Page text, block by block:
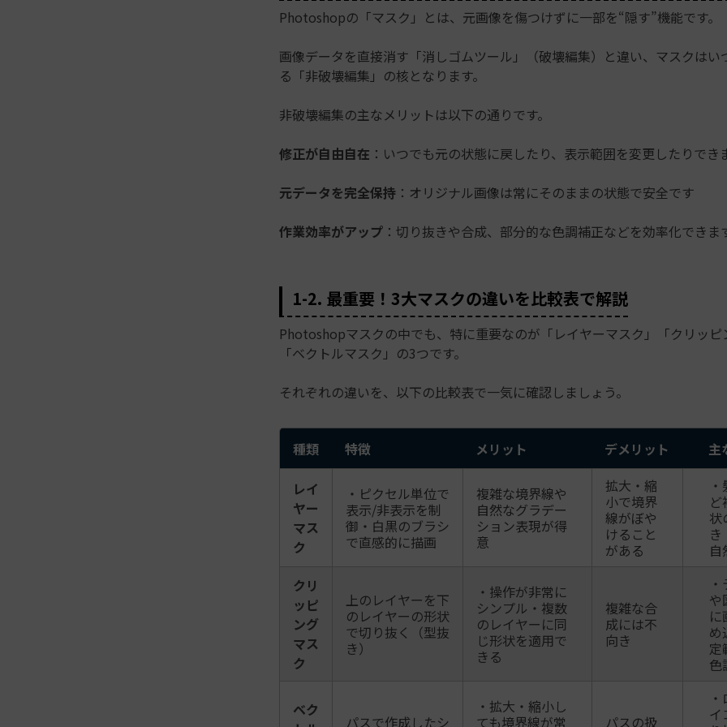
Photoshopの「マスク」とは、元画像を傷つけずに一部を“隠す”機能です。
画像データを直接消す「消しゴムツール」（破壊編集）と違い、マスクはい
る「非破壊編集」の核となります。
非破壊編集の主なメリットは以下の通りです。
修正が自由自在 ：いつでも元の状態に戻したり、表示範囲を変更したりでき
元データを完全保持：オリジナル画像は常にそのままの状態で安全です
作業効率がアップ：切り抜きや合成、部分的な色調補正などを効率化できま
1-2. 最重要！3大マスクの違いを比較表で解説
Photoshopマスクの中でも、特に重要なのが「レイヤーマスク」「クリッピ
「ベクトルマスク」の3つです。
それぞれの違いを、以下の比較表で一気に確認しましょう。
種類 特徴 メリット デメリット 主
レイ
ヤー
マス
ク
・ピクセル単位で
表示/非表示を制
御・白黒のブラシ
で直感的に描画
複雑な境界線や
自然なグラデー
ション表現が得
意
拡大・縮
小で境界
線がぼや
けること
がある
状
自
クリ
ッピ
ング
マス
ク
上のレイヤーを下
のレイヤーの形状
で切り抜く（型抜
き）
・操作が非常に
シンプル・複数
のレイヤーに同
じ形状を適用で
きる
複雑な合
成には不
向き
や
に
め
定
色
ベク
パスで作成したシ
・拡大・縮小し
ても境界線が常
パスの扱
イ